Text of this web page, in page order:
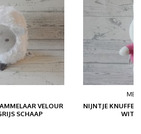
VELOUR
SCHAAP
NIJNTJE
WIT